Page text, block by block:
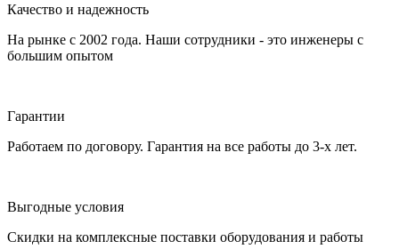
Качество и надежность
На рынке с 2002 года. Наши сотрудники - это инженеры с
большим опытом
Гарантии
Работаем по договору. Гарантия на все работы до 3-х лет.
Выгодные условия
Скидки на комплексные поставки оборудования и работы